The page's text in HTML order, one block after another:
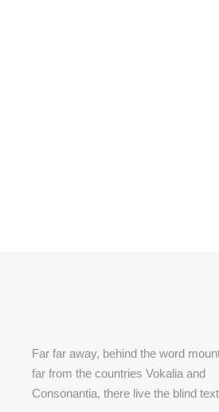
Far far away, behind the word
far from the countries Vokalia and
Consonantia, there live the blind